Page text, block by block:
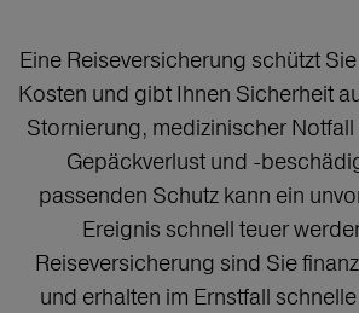
Eine Reiseversicherung schützt
Kosten und gibt Ihnen Sicherheit
Stornierung, medizinischer
Gepäckverlust und -
passenden Schutz kann ein
Ereignis schnell teuer
Reiseversicherung sind Sie
und erhalten im Ernstfall